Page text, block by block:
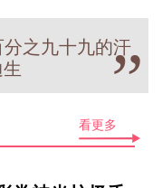
之九十九的汗
”
看更多